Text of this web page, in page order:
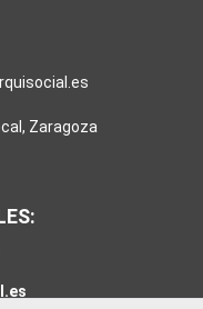
Zaragoza